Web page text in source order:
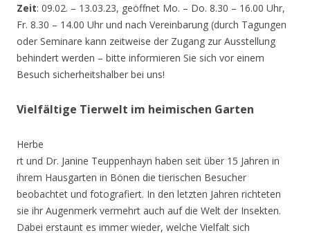
Zeit: 09.02. – 13.03.23, geöffnet Mo. – Do. 8.30 – 16.00 Uhr,
Fr. 8.30 – 14.00 Uhr und nach Vereinbarung (durch Tagungen
oder Seminare kann zeitweise der Zugang zur Ausstellung
behindert werden – bitte informieren Sie sich vor einem
Besuch sicherheitshalber bei uns!
Vielfältige Tierwelt im heimischen Garten
Herbe
rt und Dr. Janine Teuppenhayn haben seit über 15 Jahren in
ihrem Hausgarten in Bönen die tierischen Besucher
beobachtet und fotografiert. In den letzten Jahren richteten
sie ihr Augenmerk vermehrt auch auf die Welt der Insekten.
Dabei erstaunt es immer wieder, welche Vielfalt sich